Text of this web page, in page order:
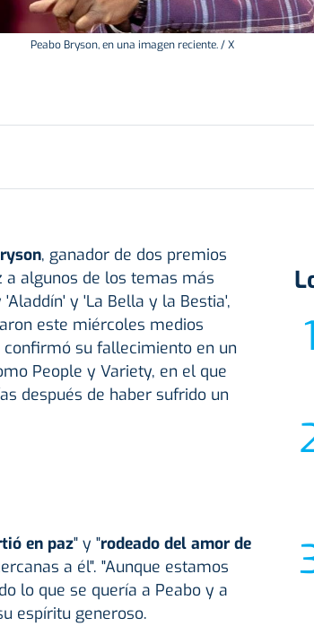
Peabo Bryson, en una imagen reciente. / X
, ganador de dos premios
algunos de los temas más
y 'La Bella y la Bestia',
este miércoles medios
su fallecimiento en un
People y Variety, en el que
después de haber sufrido un
en paz" y "rodeado del amor de
a él". "Aunque estamos
lo que se quería a Peabo y a
espíritu generoso.